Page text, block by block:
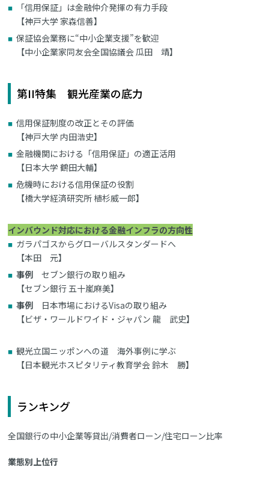
「信用保証」は金融仲介発揮の有力手段
【神戸大学 家森信善】
保証協会業務に“中小企業支援”を歓迎
【中小企業家同友会全国協議会 瓜田 靖】
第II特集 観光産業の底力
信用保証制度の改正とその評価
【神戸大学 内田浩史】
金融機関における「信用保証」の適正活用
【日本大学 鶴田大輔】
危機時における信用保証の役割
【橋大学経済研究所 植杉威一郎】
インバウンド対応における金融インフラの方向性
ガラパゴスからグローバルスタンダードへ
【本田 元】
事例 セブン銀行の取り組み
【セブン銀行 五十嵐麻美】
事例 日本市場におけるVisaの取り組み
【ビザ・ワールドワイド・ジャパン 龍 武史】
観光立国ニッポンへの道 海外事例に学ぶ
【日本観光ホスピタリティ教育学会 鈴木 勝】
ランキング
全国銀行の中小企業等貸出/消費者ローン/住宅ローン比率
業態別上位行